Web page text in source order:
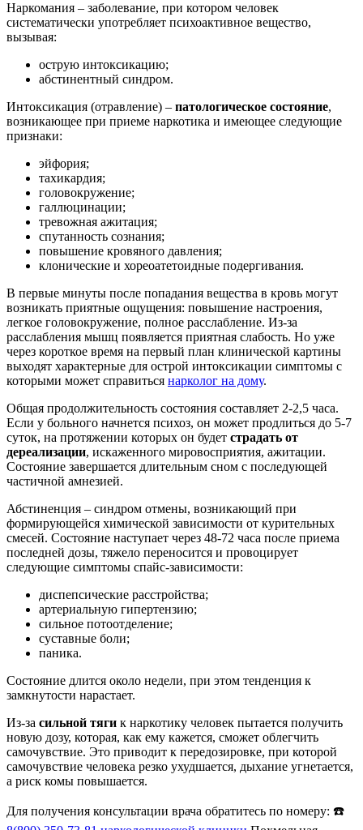
Наркомания – заболевание, при котором человек
систематически употребляет психоактивное вещество,
вызывая:
острую интоксикацию;
абстинентный синдром.
Интоксикация (отравление) – патологическое состояние,
возникающее при приеме наркотика и имеющее следующие
признаки:
эйфория;
тахикардия;
головокружение;
галлюцинации;
тревожная ажитация;
спутанность сознания;
повышение кровяного давления;
клонические и хореоатетоидные подергивания.
В первые минуты после попадания вещества в кровь могут
возникать приятные ощущения: повышение настроения,
легкое головокружение, полное расслабление. Из-за
расслабления мышц появляется приятная слабость. Но уже
через короткое время на первый план клинической картины
выходят характерные для острой интоксикации симптомы с
которыми может справиться нарколог на дому.
Общая продолжительность состояния составляет 2-2,5 часа.
Если у больного начнется психоз, он может продлиться до 5-7
суток, на протяжении которых он будет страдать от
дереализации, искаженного мировосприятия, ажитации.
Состояние завершается длительным сном с последующей
частичной амнезией.
Абстиненция – синдром отмены, возникающий при
формирующейся химической зависимости от курительных
смесей. Состояние наступает через 48-72 часа после приема
последней дозы, тяжело переносится и провоцирует
следующие симптомы спайс-зависимости:
диспепсические расстройства;
артериальную гипертензию;
сильное потоотделение;
суставные боли;
паника.
Состояние длится около недели, при этом тенденция к
замкнутости нарастает.
Из-за сильной тяги к наркотику человек пытается получить
новую дозу, которая, как ему кажется, сможет облегчить
самочувствие. Это приводит к передозировке, при которой
самочувствие человека резко ухудшается, дыхание угнетается,
а риск комы повышается.
Для получения консультации врача обратитесь по номеру: ☎️